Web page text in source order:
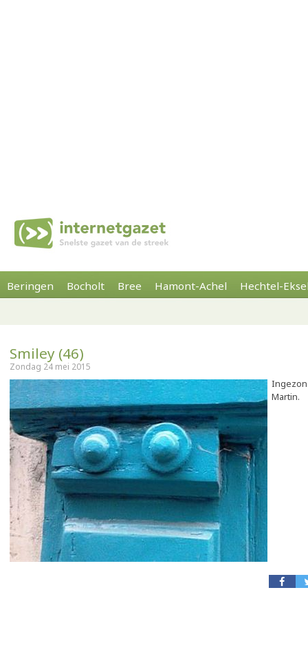
Beringen Bocholt Bree Hamont-Achel Hechtel-
Smiley (46)
Zondag 24 mei 2015
Martin.